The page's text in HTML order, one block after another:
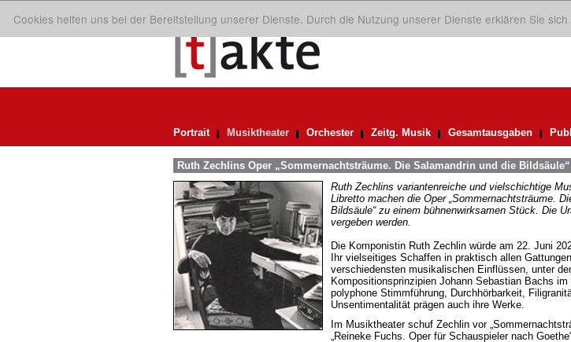
Cookies helfen uns bei der Bereitstellung unserer Dienste. Durch die Nutzung unserer Dienste erklären Sie
Portrait Musiktheater Orchester Zeitg. Musik Gesamtausgaben
Ruth Zechlins Oper „Sommernachtsträume. Die Salamandrin und die Bildsäule“
Ruth Zechlins variantenreiche und vielschichtige
Libretto machen die Oper „Sommernachtsträume.
Bildsäule“ zu einem bühnenwirksamen Stück. Die
vergeben werden.
Die Komponistin Ruth Zechlin würde am 22. Juni
Ihr vielseitiges Schaffen in praktisch allen
verschiedensten musikalischen Einflüssen, unter
Kompositionsprinzipien Johann Sebastian Bachs
polyphone Stimmführung, Durchhörbarkeit,
Unsentimentalität prägen auch ihre Werke.
Im Musiktheater schuf Zechlin vor
„Reineke Fuchs. Oper für Schauspieler nach